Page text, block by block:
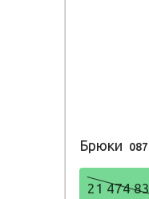
Брюки
21 474